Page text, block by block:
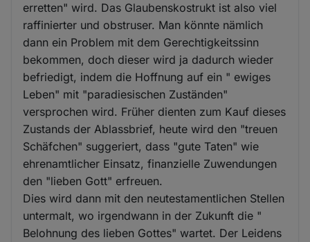
erretten" wird. Das Glaubenskostrukt ist also viel
raffinierter und obstruser. Man könnte nämlich
dann ein Problem mit dem Gerechtigkeitssinn
bekommen, doch dieser wird ja dadurch wieder
befriedigt, indem die Hoffnung auf ein " ewiges
Leben" mit "paradiesischen Zuständen"
versprochen wird. Früher dienten zum Kauf dieses
Zustands der Ablassbrief, heute wird den "treuen
Schäfchen" suggeriert, dass "gute Taten" wie
ehrenamtlicher Einsatz, finanzielle Zuwendungen
den "lieben Gott" erfreuen.
Dies wird dann mit den neutestamentlichen Stellen
untermalt, wo irgendwann in der Zukunft die "
Belohnung des lieben Gottes" wartet. Der Leidens